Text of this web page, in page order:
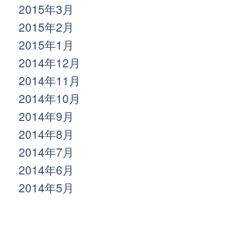
2015年3月
2015年2月
2015年1月
2014年12月
2014年11月
2014年10月
2014年9月
2014年8月
2014年7月
2014年6月
2014年5月